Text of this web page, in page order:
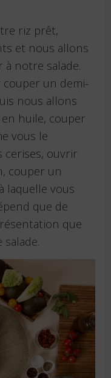
riz prêt,
et nous allons
notre salade.
un demi-
nous allons
huile, couper
vous le
cerises, ouvrir
couper un
laquelle vous
que de
que